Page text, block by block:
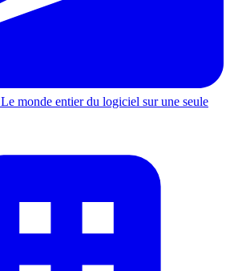
Le monde entier du logiciel sur une seule